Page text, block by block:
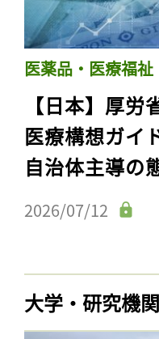
医薬品・医療福祉
【日本】厚
医療構想ガイ
自治体主導の
2026/07/12
大学・研究機関